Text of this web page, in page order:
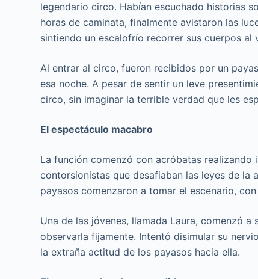
legendario circo. Habían escuchado historias
horas de caminata, finalmente avistaron las
sintiendo un escalofrío recorrer sus cuerpos
Al entrar al circo, fueron recibidos por un
esa noche. A pesar de sentir un leve
circo, sin imaginar la terrible verdad que les
El espectáculo macabro
La función comenzó con acróbatas realizando
contorsionistas que desafiaban las leyes de la
payasos comenzaron a tomar el escenario,
Una de las jóvenes, llamada Laura, comenzó
observarla fijamente. Intentó disimular su
la extraña actitud de los payasos hacia ella.